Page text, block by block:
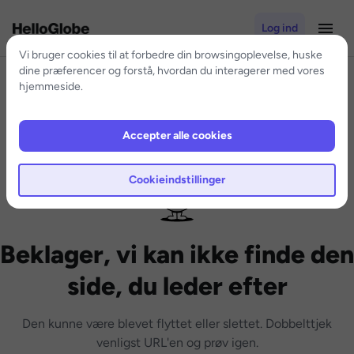
Beklager, vi kan ikke finde den
side, du leder efter
Den kunne være blevet flyttet eller slettet. Dobbelttjek
venligst URL'en og prøv igen.
Vi bruger cookies til at forbedre din browsingoplevelse, huske
dine præferencer og forstå, hvordan du interagerer med vores
hjemmeside.
Cookieindstillinger
Accepter alle cookies
Log ind